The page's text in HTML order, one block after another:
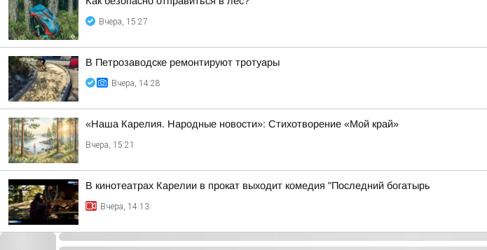
Вчера, 15:27
В Петрозаводске ремонтируют тротуары
Вчера, 14:28
«Наша Карелия. Народные новости»: Стихотворение «Мой край»
Вчера, 15:21
В кинотеатрах Карелии в прокат выходит комедия "Последний богатырь
Вчера, 14:13